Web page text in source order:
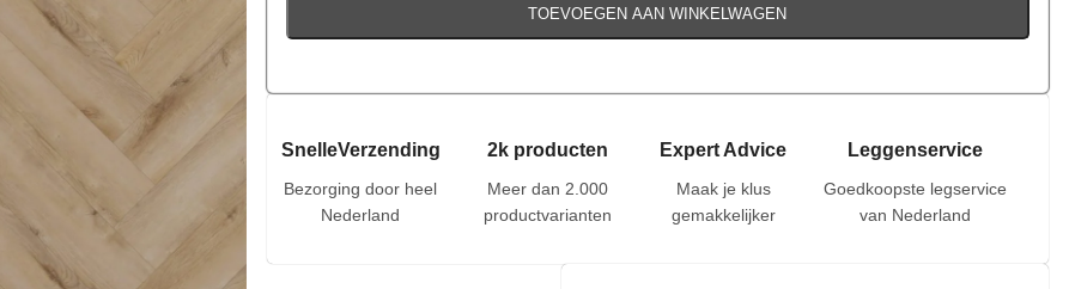
TOEVOEGEN AAN WINKELWAGEN
SnelleVerzending
Bezorging door heel
Nederland
2k producten
Meer dan 2.000
productvarianten
Expert Advice
Maak je klus
gemakkelijker
Leggenservice
Goedkoopste legservice
van Nederland